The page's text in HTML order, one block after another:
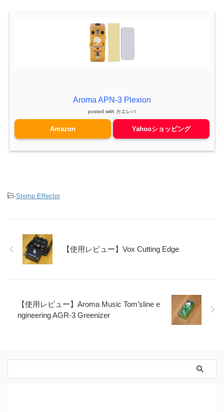
Aroma APN-3 Plexion
posted with カエレバ
Amazon Yahooショッピング
-Stomp Effector
【使用レビュー】Vox Cutting Edge
【使用レビュー】Aroma Music Tom’sline e
ngineering AGR-3 Greenizer